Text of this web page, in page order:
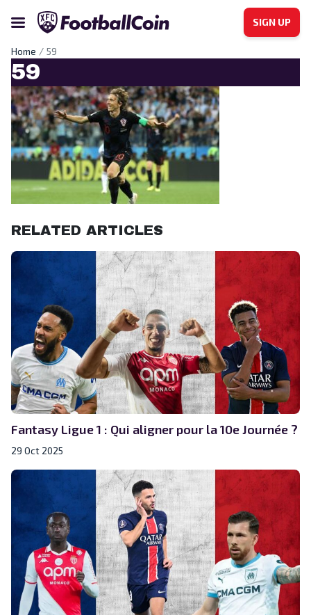
SIGN UP
Home 59
59
RELATED ARTICLES
Fantasy Ligue 1 : Qui aligner pour la 10e Journée ?
29 Oct 2025